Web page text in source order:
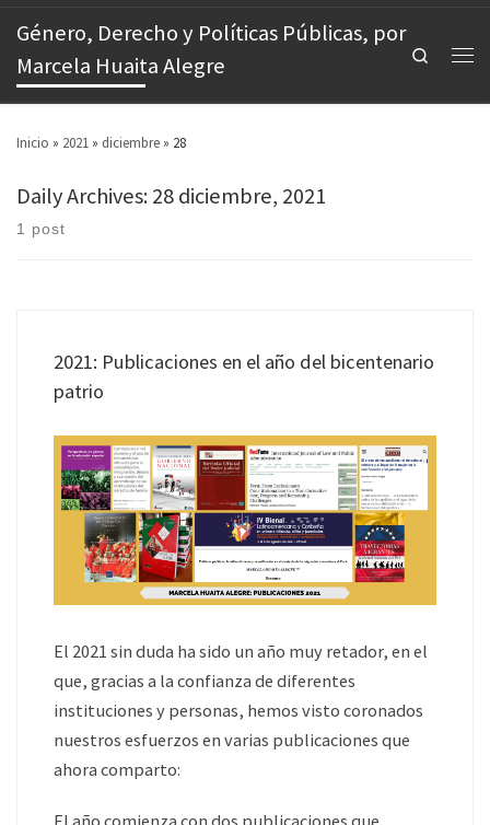
Género, Derecho y Políticas Públicas, por
Marcela Huaita Alegre
Search
Inicio » 2021 » diciembre » 28
Daily Archives:28 diciembre, 2021
1 post
2021: Publicaciones en el año del bicentenario
patrio
El 2021 sin duda ha sido un año muy retador, en el
que, gracias a la confianza de diferentes
instituciones y personas, hemos visto coronados
nuestros esfuerzos en varias publicaciones que
ahora comparto: